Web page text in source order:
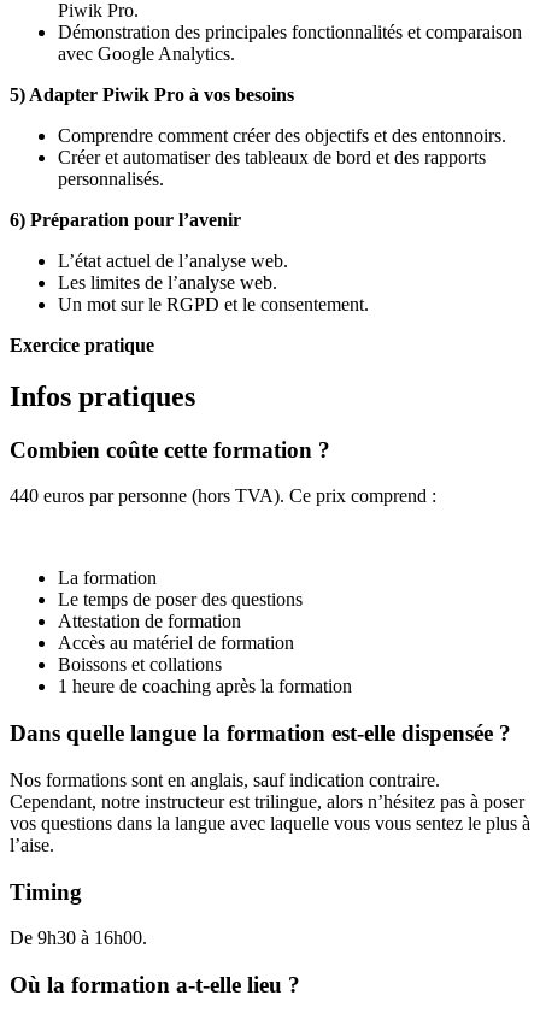
Piwik Pro.
Démonstration des principales fonctionnalités et comparaison
avec Google Analytics.
5) Adapter Piwik Pro à vos besoins
Comprendre comment créer des objectifs et des entonnoirs.
Créer et automatiser des tableaux de bord et des rapports
personnalisés.
6) Préparation pour l’avenir
L’état actuel de l’analyse web.
Les limites de l’analyse web.
Un mot sur le RGPD et le consentement.
Exercice pratique
Infos pratiques
Combien coûte cette formation ?
440 euros par personne (hors TVA). Ce prix comprend :
La formation
Le temps de poser des questions
Attestation de formation
Accès au matériel de formation
Boissons et collations
1 heure de coaching après la formation
Dans quelle langue la formation est-elle dispensée ?
Nos formations sont en anglais, sauf indication contraire.
Cependant, notre instructeur est trilingue, alors n’hésitez pas à poser
vos questions dans la langue avec laquelle vous vous sentez le plus à
l’aise.
Timing
De 9h30 à 16h00.
Où la formation a-t-elle lieu ?